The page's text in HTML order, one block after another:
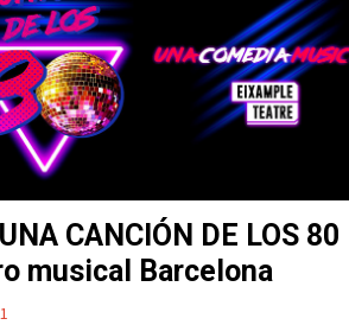
CANCIÓN DE LOS 80
musical Barcelona